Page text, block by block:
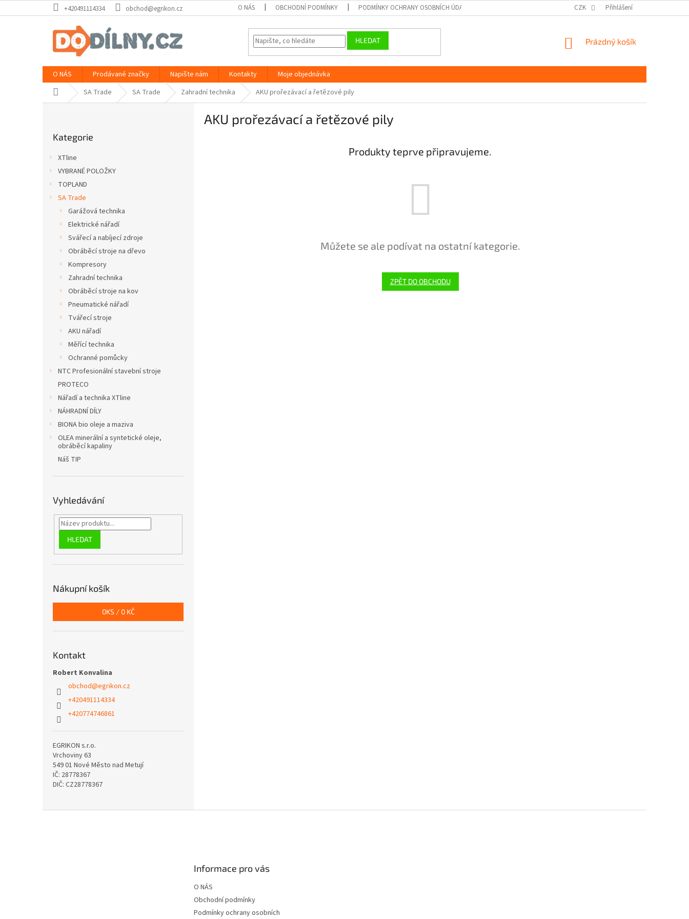
na
+420491114334 obchod@egrikon.cz O NÁS OBCHODNÍ PODMÍNKY PODMÍNKY OCHRANY OSOBNÍCH ÚDAJŮ GDPR CZK Přihlášení
HLEDAT
NÁKUPNÍ
Prázdný košík
O NÁS Prodávané značky Napište nám Kontakty
Moje objednávka
Domů SA Trade SA Trade Zahradní technika AKU prořezávací a řetězové pily
kategorie
Kategorie
XTline
VYBRANÉ POLOŽKY
TOPLAND
SA Trade
Garážová technika
Elektrické nářadí
Svářecí a nabíjecí zdroje
Obráběcí stroje na dřevo
Kompresory
Zahradní technika
Obráběcí stroje na kov
Pneumatické nářadí
Tvářecí stroje
AKU nářadí
Měřící technika
Ochranné pomůcky
NTC Profesionální stavební stroje
PROTECO
Nářadí a technika XTline
NÁHRADNÍ DÍLY
BIONA bio oleje a maziva
OLEA minerální a syntetické oleje,
obráběcí kapaliny
Náš TIP
Vyhledávání
HLEDAT
Nákupní košík
0KS / 0 KČ
Kontakt
Robert Konvalina
obchod@egrikon.cz
+420491114334
+420774746861
EGRIKON s.r.o.
Vrchoviny 63
549 01 Nové Město nad Metují
IČ: 28778367
DIČ: CZ28778367
AKU prořezávací a řetězové pily
Produkty teprve připravujeme.
Můžete se ale podívat na ostatní kategorie.
ZPĚT DO OBCHODU
Informace pro vás
O NÁS
Obchodní podmínky
Podmínky ochrany osobních